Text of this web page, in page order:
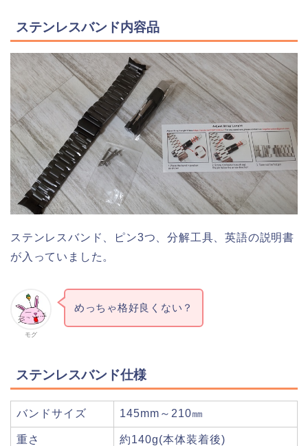
ステンレスバンド内容品
ステンレスバンド、ピン3つ、分解工具、英語の説明書
が入っていました。
モグ
めっちゃ格好良くない？
ステンレスバンド仕様
バンドサイズ 145mm～210㎜
重さ 約140g(本体装着後)